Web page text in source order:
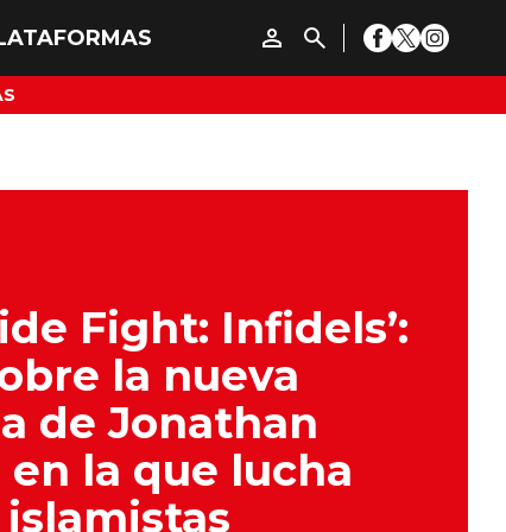
Fight: Infidels’:
la nueva
de Jonathan
en la que lucha